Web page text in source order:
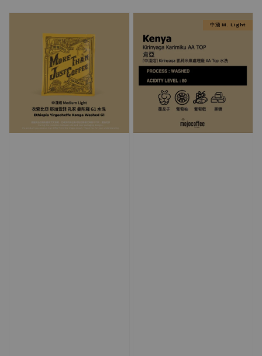
中淺 M. Light